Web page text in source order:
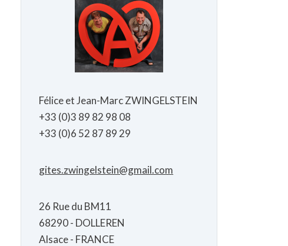
Félice et Jean-Marc ZWINGELSTEIN
+33 (0)3 89 82 98 08
+33 (0)6 52 87 89 29
gites.zwingelstein@gmail.com
26 Rue du BM11
68290 - DOLLEREN
Alsace - FRANCE